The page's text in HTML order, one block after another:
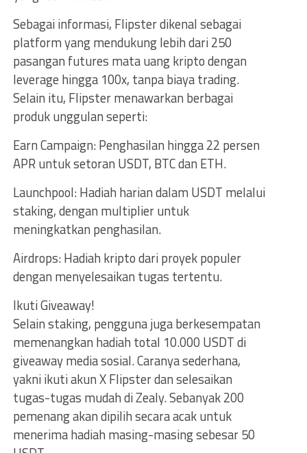
Sebagai informasi, Flipster dikenal sebagai
platform yang mendukung lebih dari 250
pasangan futures mata uang kripto dengan
leverage hingga 100x, tanpa biaya trading.
Selain itu, Flipster menawarkan berbagai
produk unggulan seperti:
Earn Campaign: Penghasilan hingga 22 persen
APR untuk setoran USDT, BTC dan ETH.
Launchpool: Hadiah harian dalam USDT melalui
staking, dengan multiplier untuk
meningkatkan penghasilan.
Airdrops: Hadiah kripto dari proyek populer
dengan menyelesaikan tugas tertentu.
Ikuti Giveaway!
Selain staking, pengguna juga berkesempatan
memenangkan hadiah total 10.000 USDT di
giveaway media sosial. Caranya sederhana,
yakni ikuti akun X Flipster dan selesaikan
tugas-tugas mudah di Zealy. Sebanyak 200
pemenang akan dipilih secara acak untuk
menerima hadiah masing-masing sebesar 50